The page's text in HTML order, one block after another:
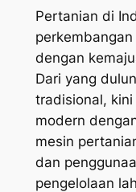
Pertanian di
dengan
Dari yang
tradisional,
modern
mesin
dan
pengelolaan